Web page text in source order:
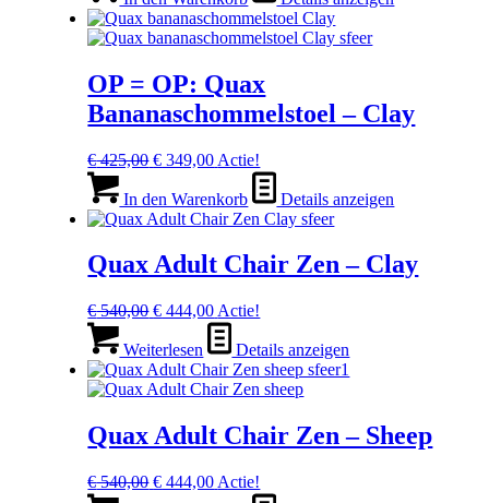
€ 185,00€ 129,00.
OP = OP: Quax
Bananaschommelstoel – Clay
€425,00 Ursprünglicher
war:
€ 425,00
€ 349,00Aktueller
ist:
€ 349,00.
Actie!
In den Warenkorb Details anzeigen
Quax Adult Chair Zen – Clay
€540,00 Ursprünglicher
war:
€ 540,00
€ 444,00Aktueller
Preis
ist:
€ 444,00.
Actie!
Weiterlesen Details anzeigen
Quax Adult Chair Zen – Sheep
€540,00 Ursprünglicher
€ 444,00Aktueller
Actie!